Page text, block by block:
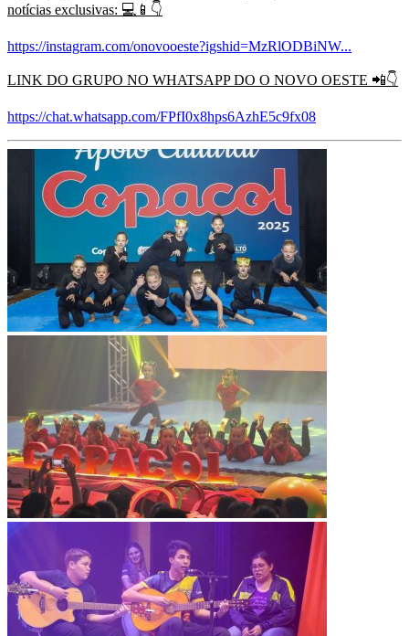
notícias exclusivas: 💻📱👇
https://instagram.com/onovooeste?igshid=MzRlODBiNW...
LINK DO GRUPO NO WHATSAPP DO O NOVO OESTE 📲👇
https://chat.whatsapp.com/FPfI0x8hps6AzhE5c9fx08